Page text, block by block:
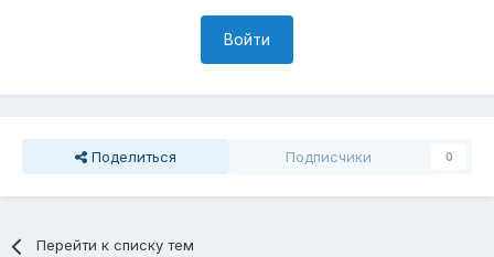
Войти
Поделиться Подписчики 0
Перейти к списку тем